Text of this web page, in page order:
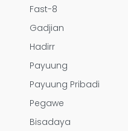
Fast-8
Gadjian
Hadirr
Payuung
Payuung Pribadi
Pegawe
Bisadaya